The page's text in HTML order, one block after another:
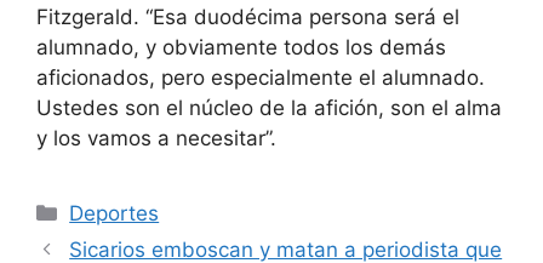
Fitzgerald. “Esa duodécima persona será el
alumnado, y obviamente todos los demás
aficionados, pero especialmente el alumnado.
Ustedes son el núcleo de la afición, son el alma
y los vamos a necesitar”.
Categorías
Deportes
Sicarios emboscan y matan a periodista que